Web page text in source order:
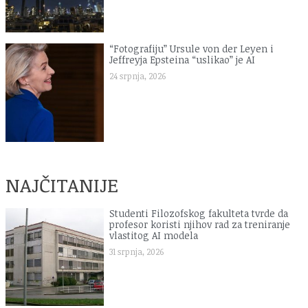
“Fotografiju” Ursule von der Leyen i
Jeffreyja Epsteina “uslikao” je AI
24 srpnja, 2026
NAJČITANIJE
Studenti Filozofskog fakulteta tvrde da
profesor koristi njihov rad za treniranje
vlastitog AI modela
31 srpnja, 2026